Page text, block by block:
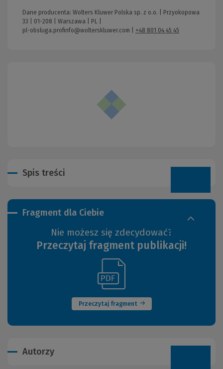
Fragment dla Ciebie
Nie możesz się zdecydować?
Przeczytaj fragment publikacji!
Przeczytaj fragment
(Nowe
okno)
innej
Dane producenta: Wolters Kluwer Polska sp. z o.o. | Przyokopowa
33 | 01-208 | Warszawa | PL |
pl-obsluga.profinfo@wolterskluwer.com
+48 801 04 45 45
Spis treści
Autorzy